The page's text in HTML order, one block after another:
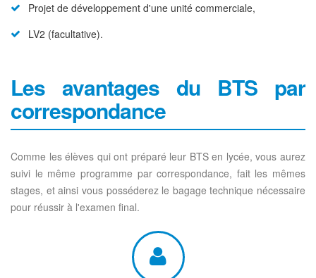
Projet de développement d'une unité commerciale,
LV2 (facultative).
Les avantages du BTS par
correspondance
Comme les élèves qui ont préparé leur BTS en lycée, vous aurez
suivi le même programme par correspondance, fait les mêmes
stages, et ainsi vous posséderez le bagage technique nécessaire
pour réussir à l'examen final.